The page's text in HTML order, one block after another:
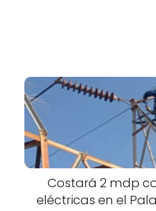
Costará 2 mdp
eléctricas en el